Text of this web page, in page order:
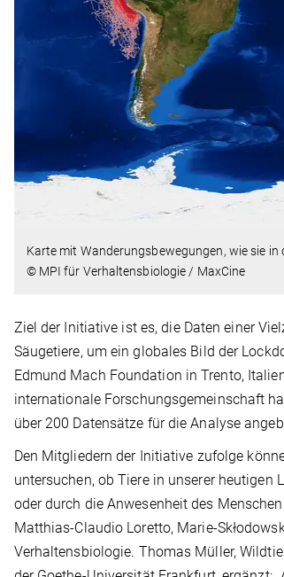
Karte mit Wanderungsbewegungen, wie sie
© MPI für Verhaltensbiologie / MaxCine
Ziel der Initiative ist es, die Daten einer
Säugetiere, um ein globales Bild der
Edmund Mach Foundation in Trento,
internationale Forschungsgemeinschaft
über 200 Datensätze für die Analyse
Den Mitgliedern der Initiative zufolge
untersuchen, ob Tiere in unserer
oder durch die Anwesenheit des
Matthias-Claudio Loretto, Marie-
Verhaltensbiologie. Thomas Müller,